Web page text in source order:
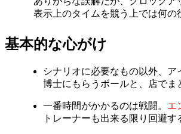
表示上のタイムを競う上では何の
基本的な心がけ
シナリオに必要なもの以外、ア
博士にもらうボールと、店でま
一番時間がかかるのは戦闘。 エ
トレーナーも出来る限り回避す